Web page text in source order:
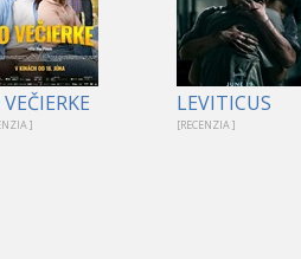
]
LEVITICUS
[RECENZIA ]